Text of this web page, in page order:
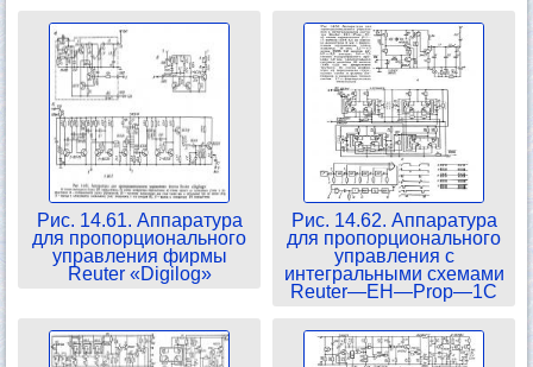
Рис. 14.61. Аппаратура
для пропорционального
управления фирмы
Reuter «Digilog»
Рис. 14.62. Аппаратура
для пропорционального
управления с
интегральными схемами
Reuter—EH—Prop—1C